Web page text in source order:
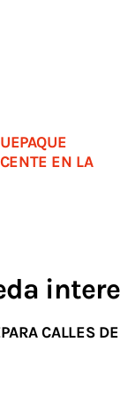
EN LA
CALLES